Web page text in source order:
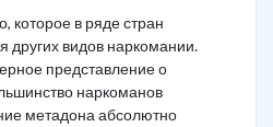
которое в ряде стран
других видов наркомании.
представление о
наркоманов
метадона абсолютно